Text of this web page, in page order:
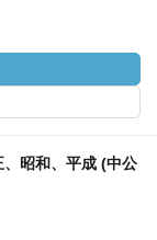
昭和、平成 (中公